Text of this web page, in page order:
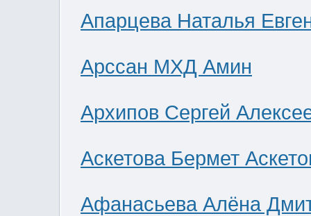
Апарцева Наталья
Арссан МХД Амин
Архипов Сергей
Аскетова Бермет
Афанасьева Алёна